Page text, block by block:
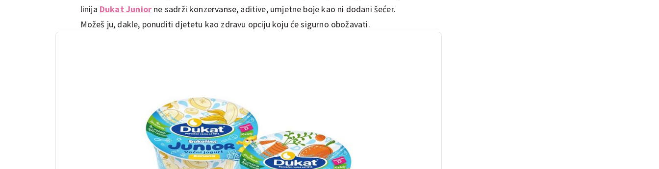
linija Dukat Junior ne sadrži konzervanse, aditive, umjetne boje kao ni dodani šećer.
Možeš ju, dakle, ponuditi djetetu kao zdravu opciju koju će sigurno obožavati.